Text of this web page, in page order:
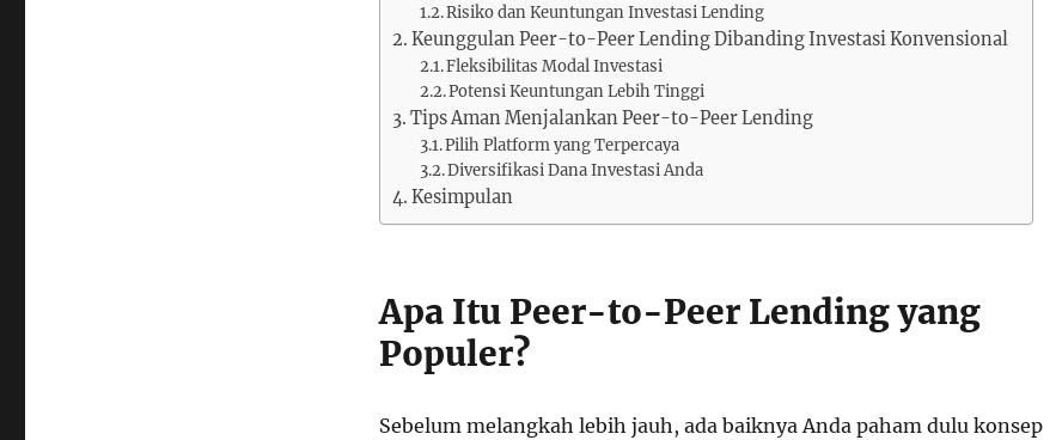
Risiko dan Keuntungan Investasi Lending
Keunggulan Peer-to-Peer Lending Dibanding Investasi Konvensional
Fleksibilitas Modal Investasi
Potensi Keuntungan Lebih Tinggi
Tips Aman Menjalankan Peer-to-Peer Lending
Pilih Platform yang Terpercaya
Diversifikasi Dana Investasi Anda
Kesimpulan
Apa Itu Peer-to-Peer Lending yang
Populer?
Sebelum melangkah lebih jauh, ada baiknya Anda paham dulu konsep